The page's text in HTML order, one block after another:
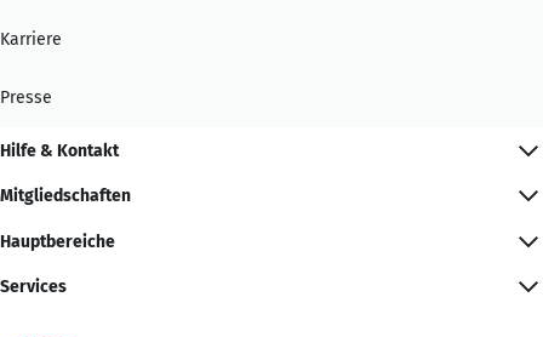
Karriere
Presse
Hilfe & Kontakt
Mitgliedschaften
Hauptbereiche
Services